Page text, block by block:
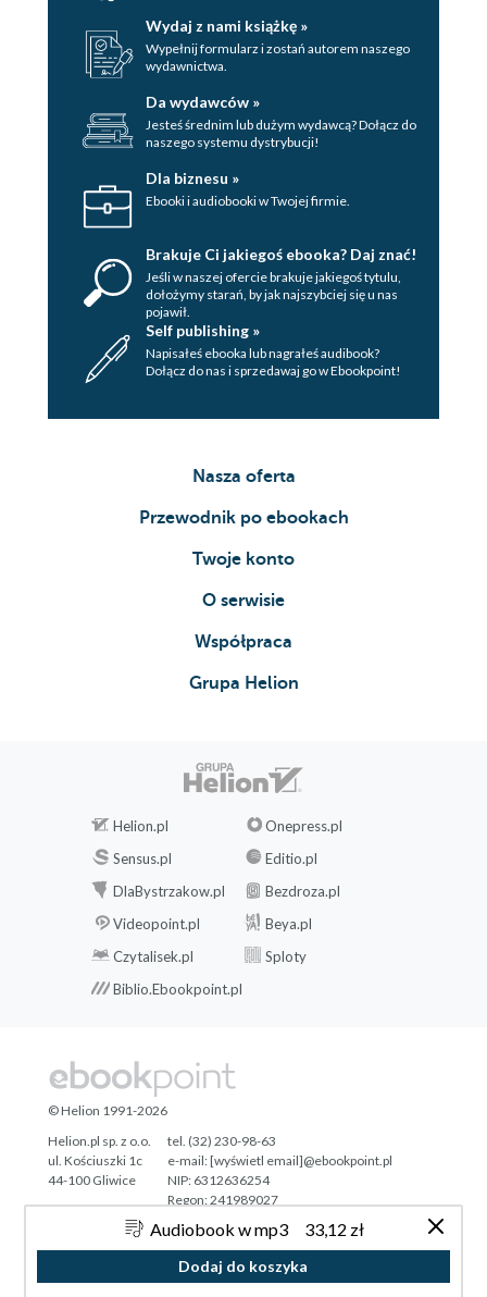
Audiobook w mp3 33,12 zł
Dodaj do koszyka
Wydaj z nami książkę »
Wypełnij formularz i zostań autorem naszego
wydawnictwa.
Da wydawców »
Jesteś średnim lub dużym wydawcą? Dołącz do
naszego systemu dystrybucji!
Dla biznesu »
Ebooki i audiobooki w Twojej firmie.
Brakuje Ci jakiegoś ebooka? Daj znać!
Jeśli w naszej ofercie brakuje jakiegoś tytulu,
dołożymy starań, by jak najszybciej się u nas
pojawił.
Self publishing »
Napisałeś ebooka lub nagrałeś audibook?
Dołącz do nas i sprzedawaj go w Ebookpoint!
Nasza oferta
Przewodnik po ebookach
Twoje konto
O serwisie
Współpraca
Grupa Helion
Helion.pl
Onepress.pl
Sensus.pl
Editio.pl
DlaBystrzakow.pl
Bezdroza.pl
Videopoint.pl
Beya.pl
Czytalisek.pl
Sploty
Biblio.Ebookpoint.pl
Designed with ♥ byTonik.pl
© Helion 1991-2026
Helion.pl sp. z o.o.
ul. Kościuszki 1c
44-100 Gliwice
tel. (32) 230-98-63
e-mail:[wyświetl email]@ebookpoint.pl
NIP: 6312636254
Regon: 241989027